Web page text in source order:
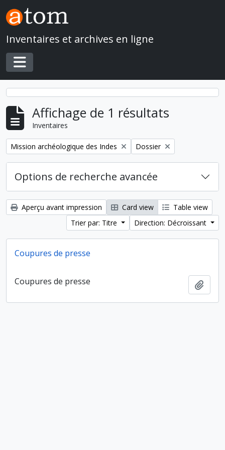
Skip to main content
Inventaires et archives en ligne
Toggle navigation
Affichage de 1 résultats
Inventaires
Remove filter:
Mission archéologique des Indes Remove filter:
Dossier
Options de recherche avancée
Aperçu avant impression Card view
Table view
Trier par: Titre
Direction: Décroissant
Coupures de presse
Coupures de presse